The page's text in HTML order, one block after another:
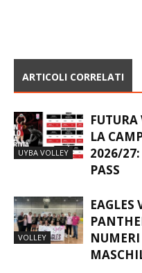
ARTICOLI CORRELATI
UYBA VOLLEY
LA
2026/27:
PASS
VOLLEY
EAGLES